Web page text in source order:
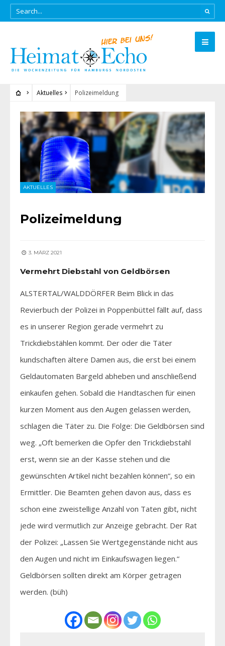
Aktuelles Polizeimeldung
AKTUELLES
Polizeimeldung
3. MÄRZ 2021
Vermehrt Diebstahl von Geldbörsen
ALSTERTAL/WALDDÖRFER Beim Blick in das
Revierbuch der Polizei in Poppenbüttel fällt auf, dass
es in unserer Region gerade vermehrt zu
Trickdiebstählen kommt. Der oder die Täter
kundschaften ältere Damen aus, die erst bei einem
Geldautomaten Bargeld abheben und anschließend
einkaufen gehen. Sobald die Handtaschen für einen
kurzen Moment aus den Augen gelassen werden,
schlagen die Täter zu. Die Folge: Die Geldbörsen sind
weg. „Oft bemerken die Opfer den Trickdiebstahl
erst, wenn sie an der Kasse stehen und die
gewünschten Artikel nicht bezahlen können“, so ein
Ermittler. Die Beamten gehen davon aus, dass es
schon eine zweistellige Anzahl von Taten gibt, nicht
jede wird vermutlich zur Anzeige gebracht. Der Rat
der Polizei: „Lassen Sie Wertgegenstände nicht aus
den Augen und nicht im Einkaufswagen liegen.“
Geldbörsen sollten direkt am Körper getragen
werden. (büh)